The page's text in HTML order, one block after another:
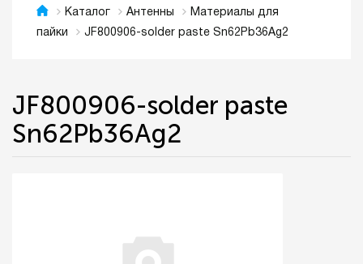
Каталог Антенны
Материалы для
пайки
JF800906-solder paste Sn62Pb36Ag2
JF800906-solder paste
Sn62Pb36Ag2